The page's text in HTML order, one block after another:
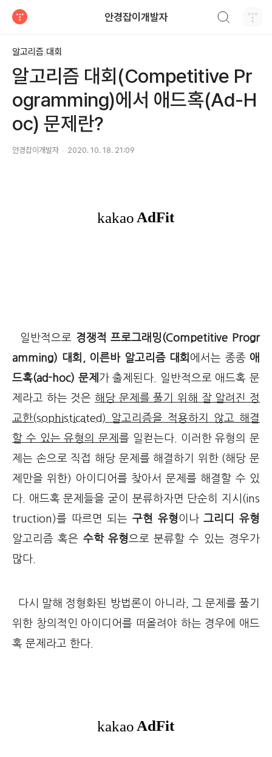
안경잡이개발자
알고리즘 대회
알고리즘 대회(Competitive Pr
ogramming)에서 애드혹(Ad-H
oc) 문제란?
안경잡이개발자 2020. 10. 18. 21:09
일반적으로 경쟁적 프로그래밍(Competitive Progr
amming) 대회, 이른바 알고리즘 대회 에서는 종종 애
드혹(ad-hoc) 문제 가 출제된다. 일반적으로 애드혹 문
제라고 하는 것은 해당 문제를 풀기 위해 잘 알려진 정
교한(sophisticated) 알고리즘을 적용하지 않고 해결
할 수 있는 유형의 문제 를 일컫는다. 이러한 유형의 문
제는 손으로 직접 해당 문제를 해결하기 위한 (해당 문
제만을 위한) 아이디어를 찾아서 문제를 해결할 수 있
다. 애드혹 문제들을 굳이 분류하자면 단순히 지시(ins
truction)를 따르면 되는 구현 유형이나그리디 유형
알고리즘 혹은 수학 유형으로 분류할 수 있는 경우가
많다.
다시 말해 정형화된 방법론이 아니라, 그 문제를 풀기
위한 창의적인 아이디어를 떠올려야 하는 경우에 애드
혹 문제라고 한다.